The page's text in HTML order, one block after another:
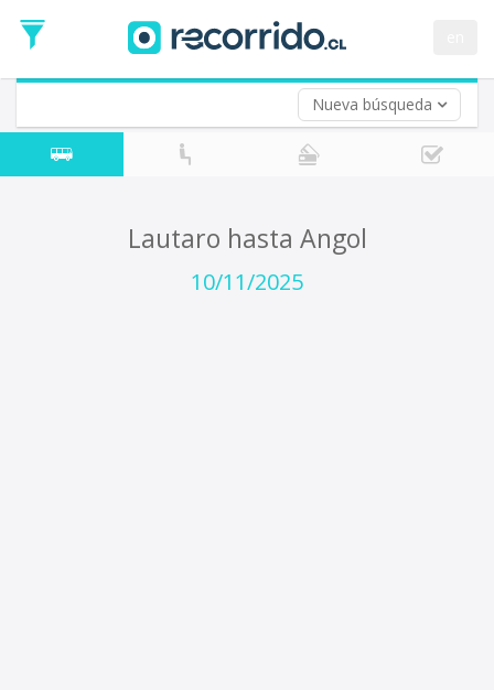
Nueva búsqueda
de
Ida
Vuelta (opcional)
Fecha
de
Lautaro hasta Angol
10/11/2025